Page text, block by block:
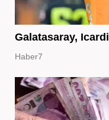
Galatasaray,
Haber7